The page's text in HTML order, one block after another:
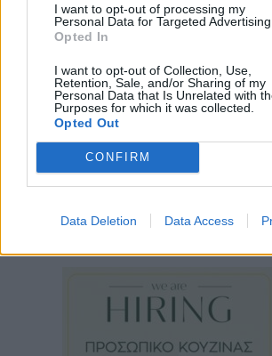
I want to opt-out of processing my
Personal Data for Targeted Advertising.
Opted In
I want to opt-out of Collection, Use,
Retention, Sale, and/or Sharing of my
Personal Data that Is Unrelated with
Purposes for which it was collected.
Opted Out
CONFIRM
Data Deletion Data Access